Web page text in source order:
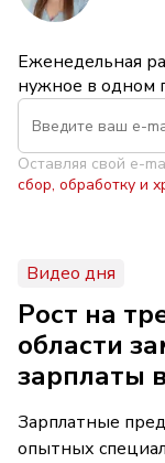
Еженедельная
нужное в одном
Оставляя свой e-
сбор, обработку и
Видео дня
Рост на
области
зарплаты
Зарплатные
опытных